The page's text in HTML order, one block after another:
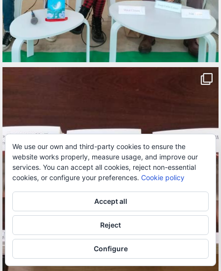
We use our own and third-party cookies to ensure the
website works properly, measure usage, and improve our
services. You can accept all cookies, reject non-essential
cookies, or configure your preferences. Cookie policy
Accept all
Reject
Configure